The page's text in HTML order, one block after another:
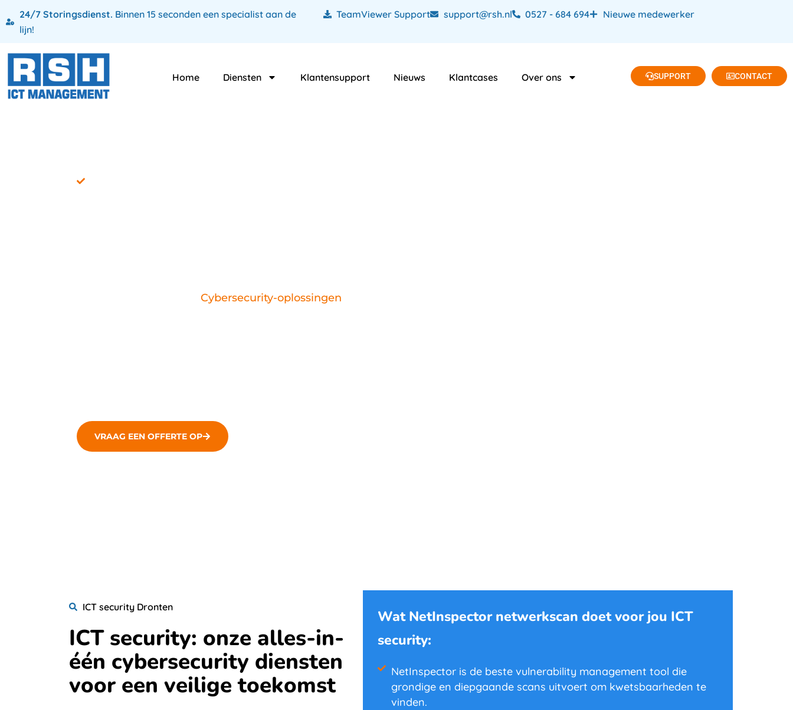
24/7 Storingsdienst. Binnen 15 seconden een specialist aan de
lijn!
TeamViewer Support support@rsh.nl 0527 - 684 694 Nieuwe medewerker
Home Diensten Klantensupport Nieuws Klantcases Over ons SUPPORT CONTACT
Cybersecurity-oplossingen
VRAAG EEN OFFERTE OP
ICT security Dronten
ICT security: onze alles-in-
één cybersecurity diensten
voor een veilige toekomst
Wat NetInspector netwerkscan doet voor jou ICT
security:
NetInspector is de beste vulnerability management tool die
grondige en diepgaande scans uitvoert om kwetsbaarheden te
vinden.